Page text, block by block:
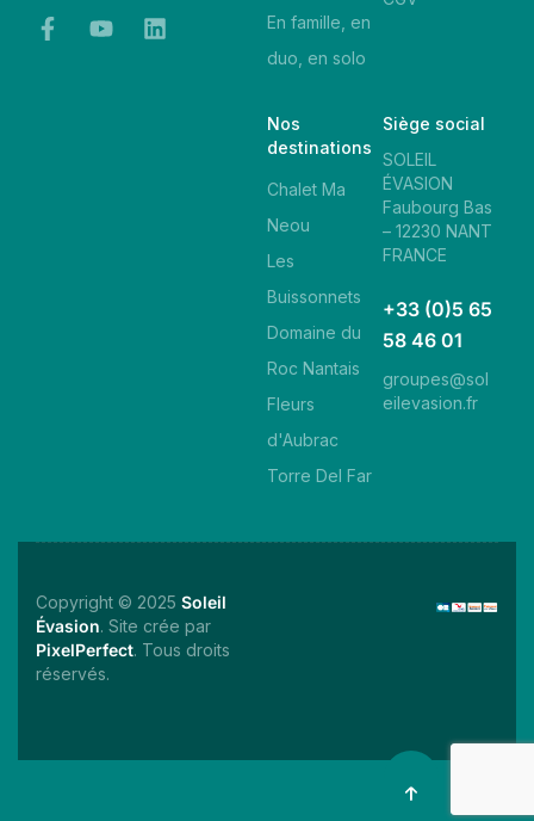
En famille, en
duo, en solo
Nos
destinations
Chalet Ma
Neou
Les
Buissonnets
Domaine du
Roc Nantais
Fleurs
d'Aubrac
Torre Del Far
Siège social
SOLEIL
ÉVASION
Faubourg Bas
– 12230 NANT
FRANCE
+33 (0)5 65
58 46 01
groupes@sol
eilevasion.fr
Copyright © 2025 Soleil
Évasion. Site crée par
PixelPerfect. Tous droits
réservés.